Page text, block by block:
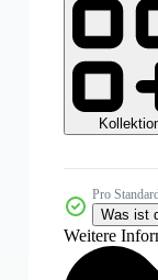
Pro
Was ist
Weitere